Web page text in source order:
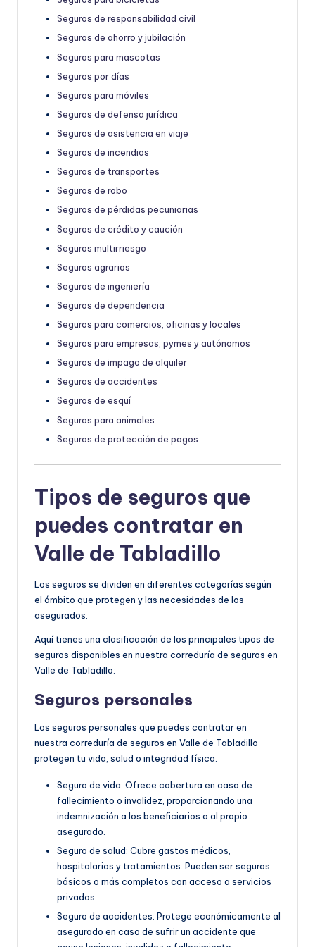
Seguros de responsabilidad civil
Seguros de ahorro y jubilación
Seguros para mascotas
Seguros por días
Seguros para móviles
Seguros de defensa jurídica
Seguros de asistencia en viaje
Seguros de incendios
Seguros de transportes
Seguros de robo
Seguros de pérdidas pecuniarias
Seguros de crédito y caución
Seguros multirriesgo
Seguros agrarios
Seguros de ingeniería
Seguros de dependencia
Seguros para comercios, oficinas y locales
Seguros para empresas, pymes y autónomos
Seguros de impago de alquiler
Seguros de accidentes
Seguros de esquí
Seguros para animales
Seguros de protección de pagos
Tipos de seguros que
puedes contratar en
Valle de Tabladillo
Los seguros se dividen en diferentes categorías según
el ámbito que protegen y las necesidades de los
asegurados.
Aquí tienes una clasificación de los principales tipos de
seguros disponibles en nuestra correduría de seguros en
Valle de Tabladillo:
Seguros personales
Los seguros personales que puedes contratar en
nuestra correduría de seguros en Valle de Tabladillo
protegen tu vida, salud o integridad física.
Seguro de vida: Ofrece cobertura en caso de
fallecimiento o invalidez, proporcionando una
indemnización a los beneficiarios o al propio
asegurado.
Seguro de salud: Cubre gastos médicos,
hospitalarios y tratamientos. Pueden ser seguros
básicos o más completos con acceso a servicios
privados.
Seguro de accidentes: Protege económicamente al
asegurado en caso de sufrir un accidente que